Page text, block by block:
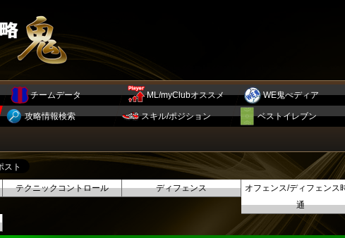
チームデータ ML/myClubオススメ WE鬼ぺディア
攻略情報検索 スキル/ポジション ベストイレブン
テクニックコントロール ディフェンス
オフェンス/ディフェンス
通